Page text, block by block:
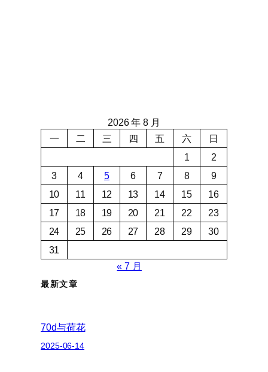
2026 年 8 月
一
二 三 四 五 六
日
1
2
3
4 5 6 7 8
9
10
11 12 13 14 15
16
17
18 19 20 21 22
23
24
25 26 27 28 29
30
31
« 7 月
最新文章
70d与荷花
2025-06-14